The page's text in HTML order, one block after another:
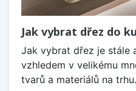
Jak vybrat dřez do
Jak vybrat dřez je stále
vzhledem v velikému
tvarů a materiálů na trhu.